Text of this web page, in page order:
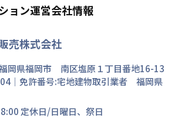
ョン運営会社情報
売株式会社
岡県福岡市 南区塩原 １丁目番地16-13
｜免許番号:宅地建物取引業者 福岡県
定休日/日曜日、祭日